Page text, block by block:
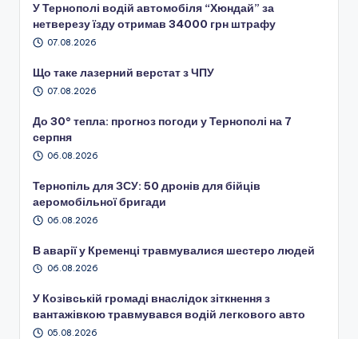
У Тернополі водій автомобіля “Хюндай” за
нетверезу їзду отримав 34000 грн штрафу
07.08.2026
Що таке лазерний верстат з ЧПУ
07.08.2026
До 30° тепла: прогноз погоди у Тернополі на 7
серпня
06.08.2026
Тернопіль для ЗСУ: 50 дронів для бійців
аеромобільної бригади
06.08.2026
В аварії у Кременці травмувалися шестеро людей
06.08.2026
У Козівській громаді внаслідок зіткнення з
вантажівкою травмувався водій легкового авто
05.08.2026